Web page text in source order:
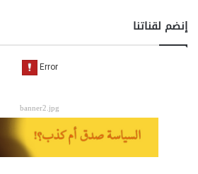
إنضم لقناتنا
banner2.jpg